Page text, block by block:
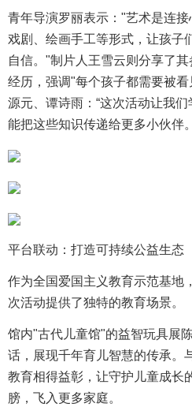
青年导演罗丽表示："艺术是连
戏剧、绘画手工等形式，让孩子
自信。"制片人王雪云则分享了
经历，强调"每个孩子都需要被
源元、谭诗雨：“这次活动让我
能把这些知识传递给更多小伙伴
平台联动：打造可持续公益生态
作为全国爱国主义教育示范基地
次活动提供了独特的教育场景。
馆内"古代儿童馆"的益智玩具展
话，展现千年育儿智慧的传承。
教育相得益彰，让守护儿童成长
膀，飞入更多家庭。